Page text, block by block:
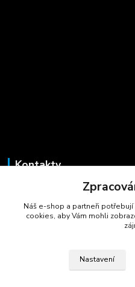
Kontakty
+420 723 725 881
(Po-Pá, 8-16 hod.)
Náš e-shop a partneři potřebují
cookies, aby Vám mohli
Nastavení